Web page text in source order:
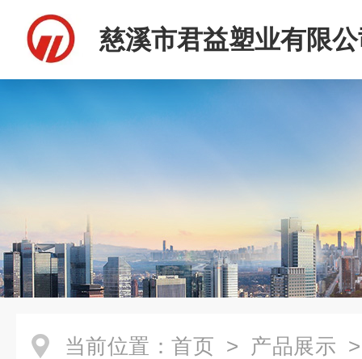
慈溪市君益塑业有限
当前位置： 首页 > 产品展示